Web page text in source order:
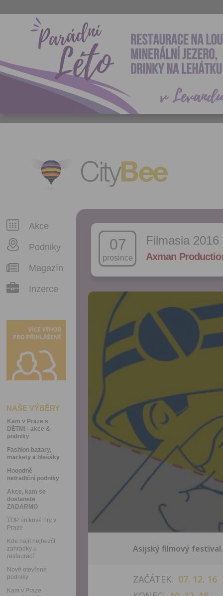
CityBee
Akce
Podniky
Magazín
Inzerce
NAŠE VÝBĚRY
Kam v Praze s
DĚTMI - akce &
podniky
Fashion bazary,
markety a blešáky
Hooodně
netradiční podniky
Akce, kam se
dostanete
ZADARMO
TOP únikové hry v
Praze
Kde najít nejhezčí
zahrádky u
restaurací
Nově otevřené
podniky
Kam v Praze
07
prosince
Filmasia 2016
Axman
Asijský filmový festival.
ZAČÁTEK: 07. 12. 16